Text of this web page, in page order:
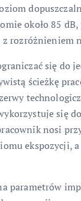
około 85
z
się do
ścieżkę
się
nosi
ekspozycji,
parametrów